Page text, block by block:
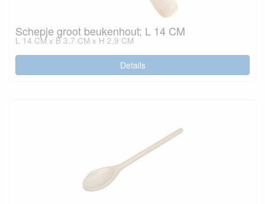
Schepje groot beukenhout; L 14 CM
L 14 CM x B 3,7 CM x H 2,9 CM
Details